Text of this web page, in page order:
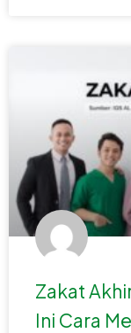
Zakat
Ini Cara